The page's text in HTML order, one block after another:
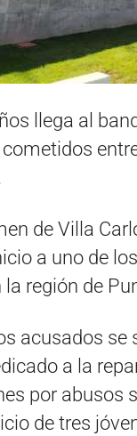
llega al
de Villa
a uno de
región de
acusados
a la
por abusos
de tres